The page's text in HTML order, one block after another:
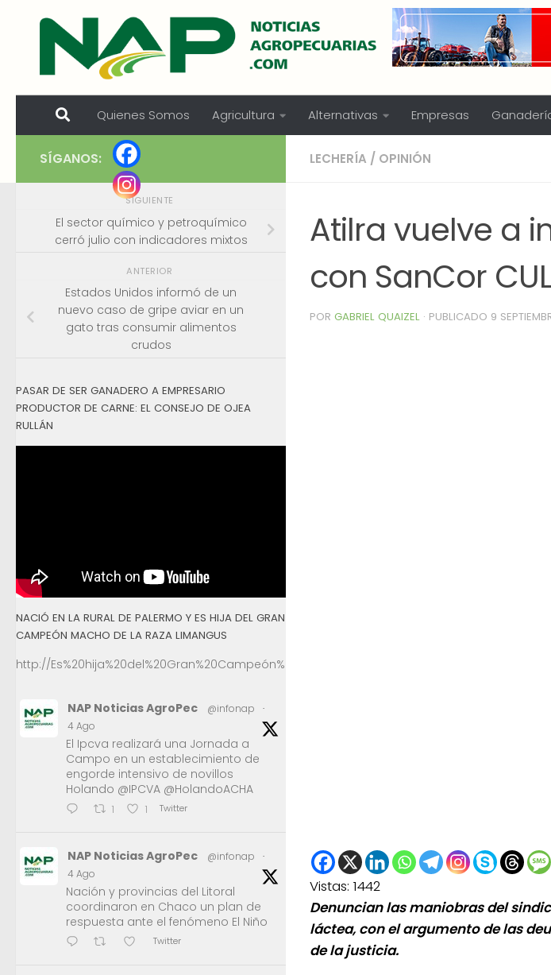
Skip to content
Quienes Somos Agricultura Alternativas Empresas
LECHERÍA / OPINIÓN
Atilra vuelve a
con SanCor CUL
POR GABRIEL QUAIZEL · PUBLICADO 9
Vistas: 1442
Denuncian las maniobras del
láctea, con el argumento de las
de la justicia.
SÍGANOS:
SIGUIENTE
El sector químico y petroquímico
cerró julio con indicadores mixtos
ANTERIOR
Estados Unidos informó de un
nuevo caso de gripe aviar en un
gato tras consumir alimentos
crudos
PASAR DE SER GANADERO A EMPRESARIO
PRODUCTOR DE CARNE: EL CONSEJO DE OJEA
RULLÁN
NACIÓ EN LA RURAL DE PALERMO Y ES HIJA DEL GRAN
CAMPEÓN MACHO DE LA RAZA LIMANGUS
http://Es%20hija%20del%20Gran%20Campeón%20Macho%20de%20la%20Raza%20Limangus,
NAP Noticias AgroPec @infonap
·
4 Ago
El Ipcva realizará una Jornada a
Campo en un establecimiento de
engorde intensivo de novillos
Holando @IPCVA @HolandoACHA
1 1 Twitter
NAP Noticias AgroPec @infonap
·
4 Ago
Nación y provincias del Litoral
coordinaron en Chaco un plan de
respuesta ante el fenómeno El Niño
Twitter